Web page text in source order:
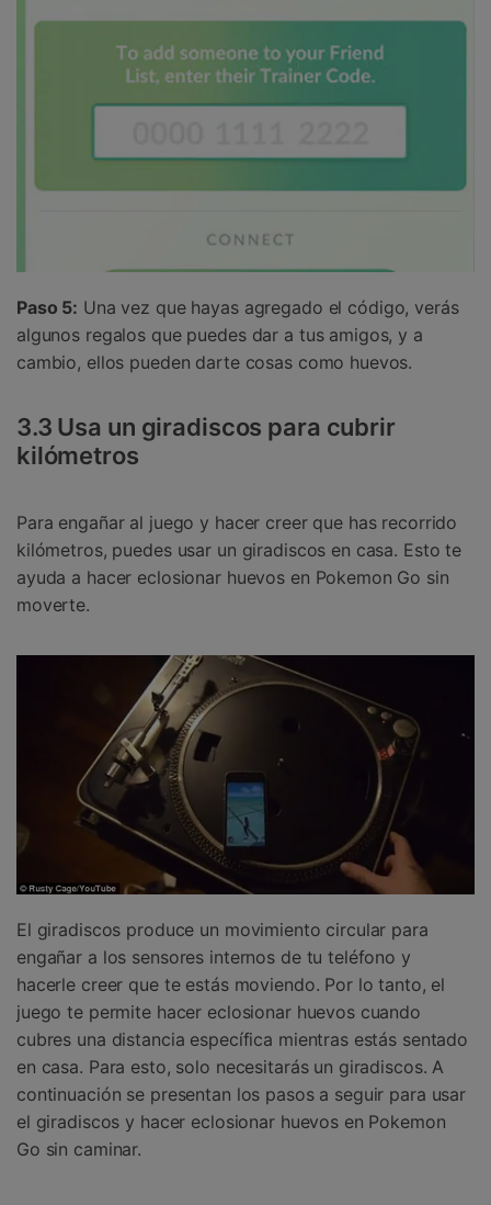
Paso 5: Una vez que hayas agregado el código, verás
algunos regalos que puedes dar a tus amigos, y a
cambio, ellos pueden darte cosas como huevos.
3.3 Usa un giradiscos para cubrir
kilómetros
Para engañar al juego y hacer creer que has recorrido
kilómetros, puedes usar un giradiscos en casa. Esto te
ayuda a hacer eclosionar huevos en Pokemon Go sin
moverte.
El giradiscos produce un movimiento circular para
engañar a los sensores internos de tu teléfono y
hacerle creer que te estás moviendo. Por lo tanto, el
juego te permite hacer eclosionar huevos cuando
cubres una distancia específica mientras estás sentado
en casa. Para esto, solo necesitarás un giradiscos. A
continuación se presentan los pasos a seguir para usar
el giradiscos y hacer eclosionar huevos en Pokemon
Go sin caminar.